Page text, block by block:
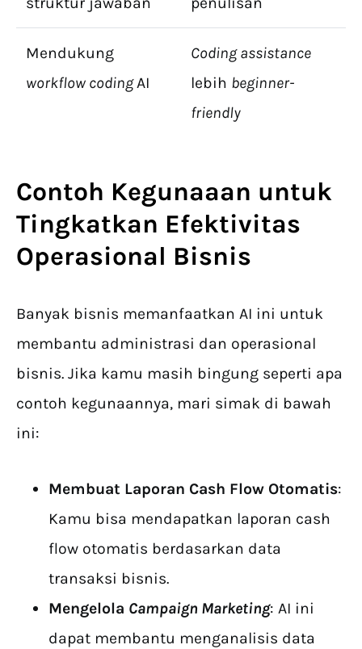
Mendukung
workflow codingAI
Coding assistance
lebih beginner-
friendly
Contoh Kegunaaan untuk
Tingkatkan Efektivitas
Operasional Bisnis
Banyak bisnis memanfaatkan AI ini untuk
membantu administrasi dan operasional
bisnis. Jika kamu masih bingung seperti apa
contoh kegunaannya, mari simak di bawah
ini:
Membuat Laporan Cash Flow Otomatis:
Kamu bisa mendapatkan laporan cash
flow otomatis berdasarkan data
transaksi bisnis.
Mengelola Campaign Marketing: AI ini
dapat membantu menganalisis data